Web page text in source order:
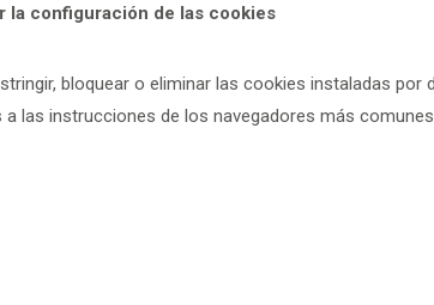
la configuración de las cookies
bloquear o eliminar las cookies instaladas
a las instrucciones de los navegadores más